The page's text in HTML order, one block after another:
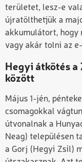
területet, lesz-e
újratölthetjük a
akkumulátort, hogy
vagy akár tolni az
Hegyi átkötés
között
Május 1-jén,
csomagokkal
útvonalnak a
Neag) településen
a Gorj (Hegyi Zsíl)